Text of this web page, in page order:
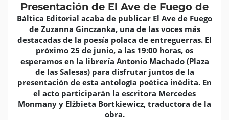
Presentación de El Ave de Fuego de
Báltica Editorial acaba de publicar El Ave de Fuego
de Zuzanna Ginczanka, una de las voces más
destacadas de la poesía polaca de entreguerras. El
próximo 25 de junio, a las 19:00 horas, os
esperamos en la librería Antonio Machado (Plaza
de las Salesas) para disfrutar juntos de la
presentación de esta antología poética inédita. En
el acto participarán la escritora Mercedes
Monmany y Elżbieta Bortkiewicz, traductora de la
obra.